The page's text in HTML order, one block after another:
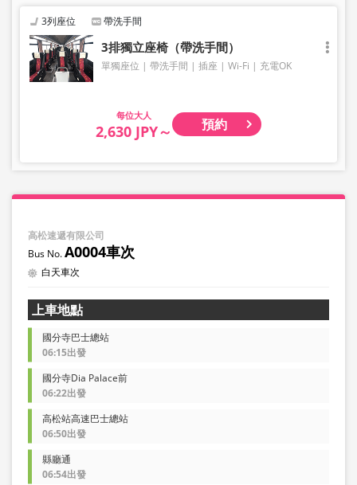
3列座位 帶洗手間
3排獨立座椅（帶洗手間）
單獨座位 帶洗手間 插座 Wi-Fi 充電OK
大人
2,630 JPY～ 預約
高松速遞有限公司
A0004車次
白天車次
上車地點
國分寺巴士總站
06:15出發
國分寺Dia Palace前
06:22出發
高松站高速巴士總站
06:50出發
縣廳通
06:54出發